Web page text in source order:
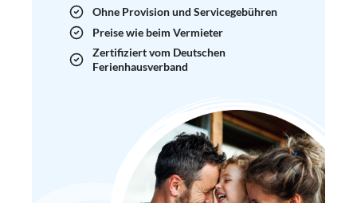
Ohne Provision und Servicegebühren
Preise wie beim Vermieter
Zertifiziert vom Deutschen
Ferienhausverband